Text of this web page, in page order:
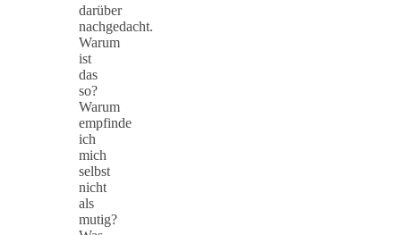
darüber
nachgedacht.
Warum
ist
das
so?
Warum
empfinde
ich
mich
selbst
nicht
als
mutig?